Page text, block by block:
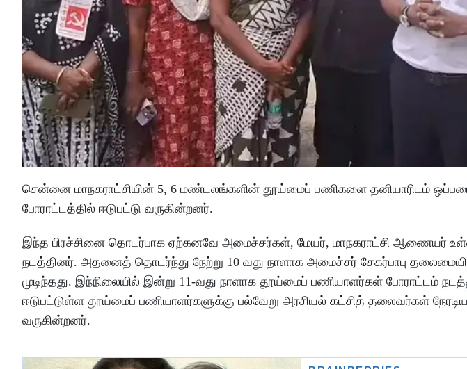
சென்னை மாநகராட்சியின் 5, 6 மண்டலங்களின் தூய்மைப் பணிகளை தனியாரிடம்
போராட்டத்தில் ஈடுபட்டு வருகின்றனர்.
இந்த பிரச்சினை தொடர்பாக ஏற்கனவே அமைச்சர்கள், மேயர், மாநகராட்சி ஆணையர்
நடத்தினர். அதனைத் தொடர்ந்து நேற்று 10 வது நாளாக அமைச்சர் சேகர்பாபு
முடிந்தது. இந்நிலையில் இன்று 11-வது நாளாக தூய்மைப் பணியாளர்கள் போராட்டம்
ஈடுபட்டுள்ள தூய்மைப் பணியாளர்களுக்கு பல்வேறு அரசியல் கட்சித் தலைவர்கள்
வருகின்றனர்.